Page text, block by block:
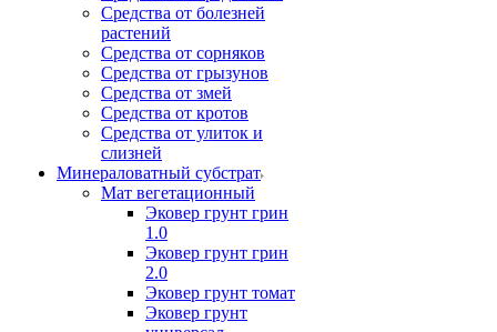
Средства от болезней
растений
Средства от сорняков
Средства от грызунов
Средства от змей
Средства от кротов
Средства от улиток и
слизней
Минераловатный субстрат
Мат вегетационный
Эковер грунт грин
1.0
Эковер грунт грин
2.0
Эковер грунт томат
Эковер грунт